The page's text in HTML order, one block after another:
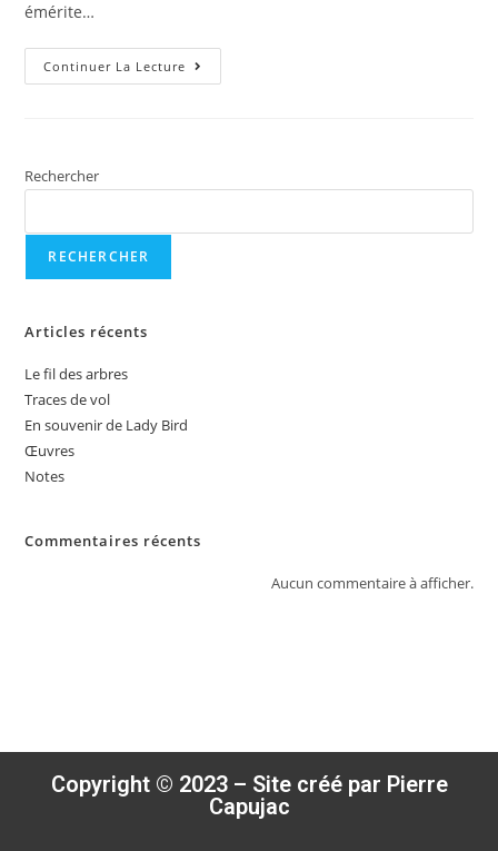
émérite…
Continuer La Lecture
Rechercher
RECHERCHER
Articles récents
Le fil des arbres
Traces de vol
En souvenir de Lady Bird
Œuvres
Notes
Commentaires récents
Aucun commentaire à afficher.
Copyright © 2023 – Site créé par Pierre
Capujac